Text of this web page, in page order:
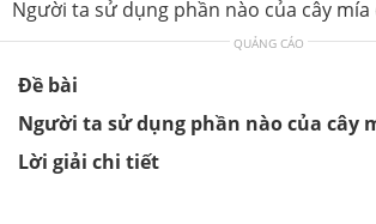
Người ta sử dụng phần nào của cây
QUẢNG CÁO
Đề bài
Người ta sử dụng phần nào của cây
Lời giải chi tiết